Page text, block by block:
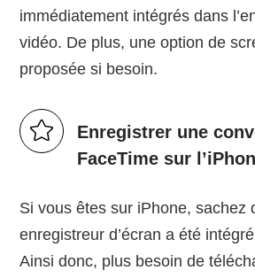
immédiatement intégrés dans
vidéo. De plus, une option de
proposée si besoin.
Enregistrer une
FaceTime sur
Si vous êtes sur iPhone, sachez
enregistreur d’écran a été
Ainsi donc, plus besoin de